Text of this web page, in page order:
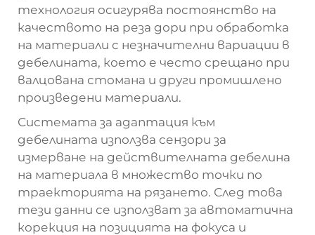
технология осигурява постоянство на
качеството на реза дори при обработка
на материали с незначителни вариации в
дебелината, което е често срещано при
валцована стомана и други промишлено
произведени материали.
Системата за адаптация към
дебелината използва сензори за
измерване на действителната дебелина
на материала в множество точки по
траекторията на рязането. След това
тези данни се използват за автоматична
корекция на позицията на фокуса и